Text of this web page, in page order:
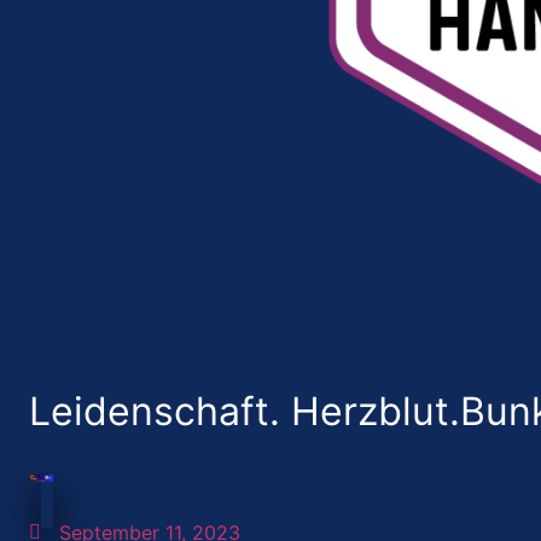
Leidenschaft.
September 11, 2023